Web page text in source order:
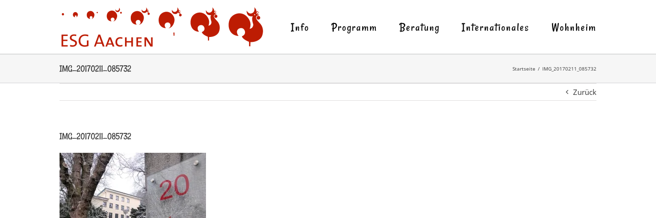
Info Programm Beratung Internationales Wohnheim
IMG_20170211_085732 Startseite IMG_20170211_085732
Zurück
IMG_20170211_085732